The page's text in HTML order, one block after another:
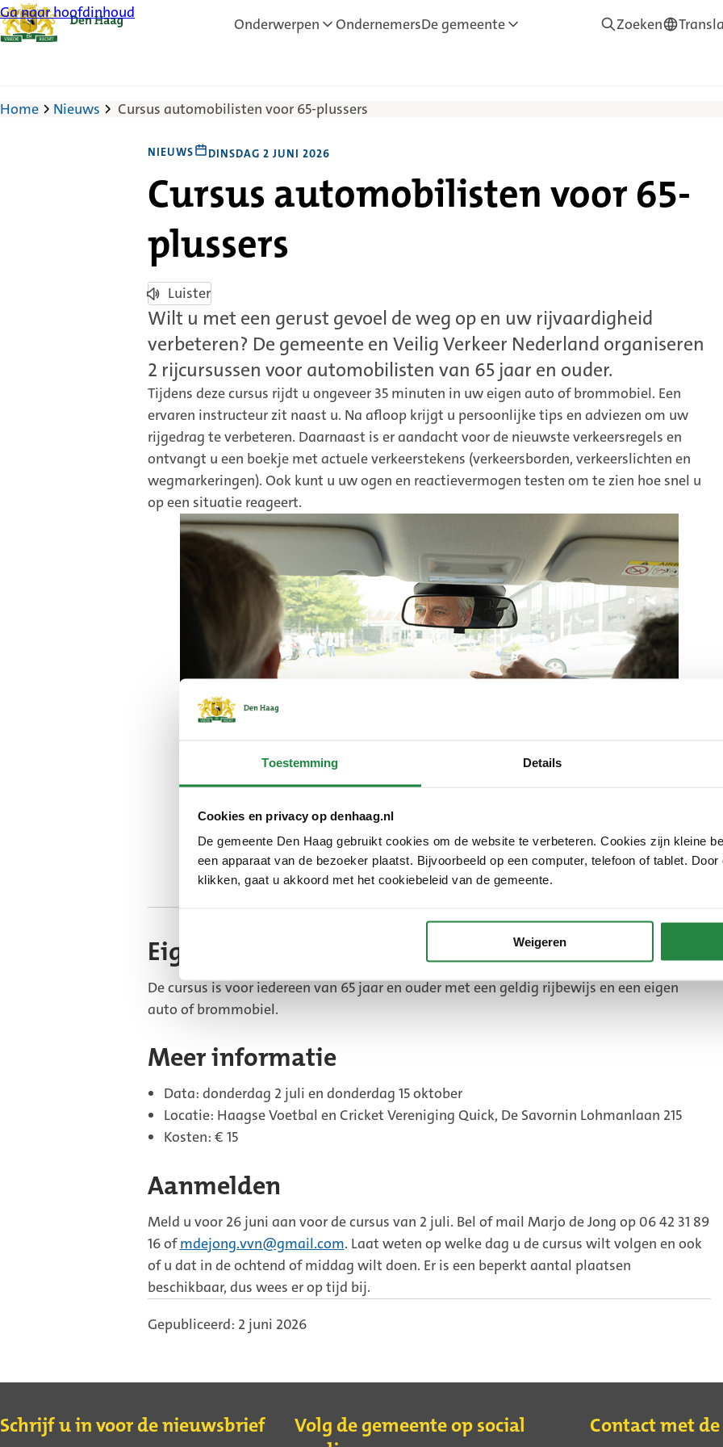
Toestemming Details
Cookies en privacy op denhaag.nl
De gemeente Den Haag gebruikt cookies om de website te verbeteren. Cookies zijn kleine
een apparaat van de bezoeker plaatst. Bijvoorbeeld op een computer, telefoon of tablet.
klikken, gaat u akkoord met het cookiebeleid van de gemeente.
Weigeren
Ga naar hoofdinhoud
Onderwerpen OndernemersDe gemeente Zoeken—
Home Nieuws Cursus automobilisten voor 65-plussers
NIEUWS DINSDAG 2 JUNI 2026
Cursus automobilisten voor 65-
plussers
Luister
Wilt u met een gerust gevoel de weg op en uw rijvaardigheid
verbeteren? De gemeente en Veilig Verkeer Nederland organiseren
2 rijcursussen voor automobilisten van 65 jaar en ouder.
Tijdens deze cursus rijdt u ongeveer 35 minuten in uw eigen auto of brommobiel. Een
ervaren instructeur zit naast u. Na afloop krijgt u persoonlijke tips en adviezen om uw
rijgedrag te verbeteren. Daarnaast is er aandacht voor de nieuwste verkeersregels en
ontvangt u een boekje met actuele verkeerstekens (verkeersborden, verkeerslichten en
wegmarkeringen). Ook kunt u uw ogen en reactievermogen testen om te zien hoe snel u
op een situatie reageert.
Automobilist rijdt in auto een krijgt tips
Eigen auto of brommobiel
De cursus is voor iedereen van 65 jaar en ouder met een geldig rijbewijs en een eigen
auto of brommobiel.
Meer informatie
Data: donderdag 2 juli en donderdag 15 oktober
Locatie: Haagse Voetbal en Cricket Vereniging Quick, De Savornin Lohmanlaan 215
Kosten: € 15
Aanmelden
Meld u voor 26 juni aan voor de cursus van 2 juli. Bel of mail Marjo de Jong op 06 42 31 89
16 ofmdejong.vvn@gmail.com. Laat weten op welke dag u de cursus wilt volgen en ook
of u dat in de ochtend of middag wilt doen. Er is een beperkt aantal plaatsen
beschikbaar, dus wees er op tijd bij.
Gepubliceerd: 2 juni 2026
Contact
Schrijf u in voor de nieuwsbrief
Volg de gemeente op social
Contact met